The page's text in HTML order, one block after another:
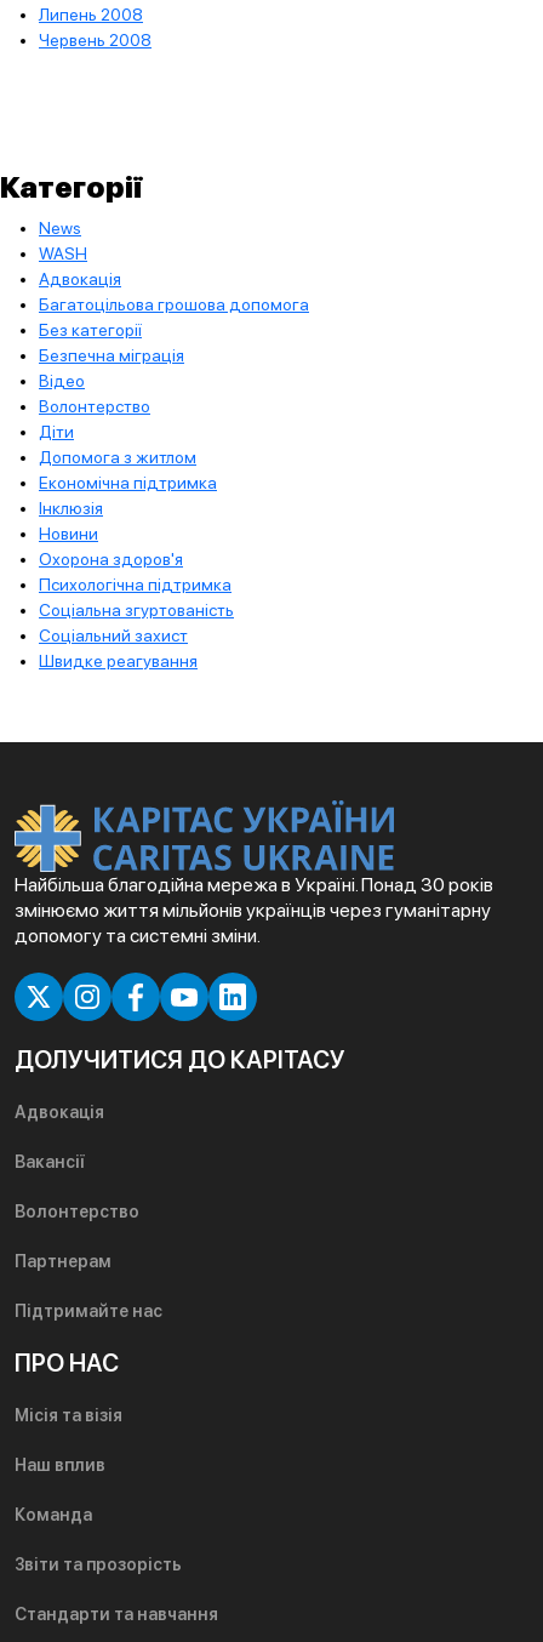
Липень 2008
Червень 2008
Категорії
News
WASH
Адвокація
Багатоцільова грошова допомога
Без категорії
Безпечна міграція
Відео
Волонтерство
Діти
Допомога з житлом
Економічна підтримка
Інклюзія
Новини
Охорона здоров'я
Психологічна підтримка
Соціальна згуртованість
Соціальний захист
Швидке реагування
Найбільша благодійна мережа в Україні. Понад 30 років
змінюємо життя мільйонів українців через гуманітарну
допомогу та системні зміни.
ДОЛУЧИТИСЯ ДО КАРІТАСУ
Адвокація
Вакансії
Волонтерство
Партнерам
Підтримайте нас
ПРО НАС
Місія та візія
Наш вплив
Команда
Звіти та прозорість
Стандарти та навчання